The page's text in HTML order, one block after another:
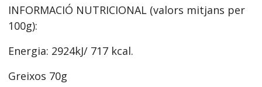
INFORMACIÓ NUTRICIONAL (valors mitjans per
100g):
Energia: 2924kJ/ 717 kcal.
Greixos 70g